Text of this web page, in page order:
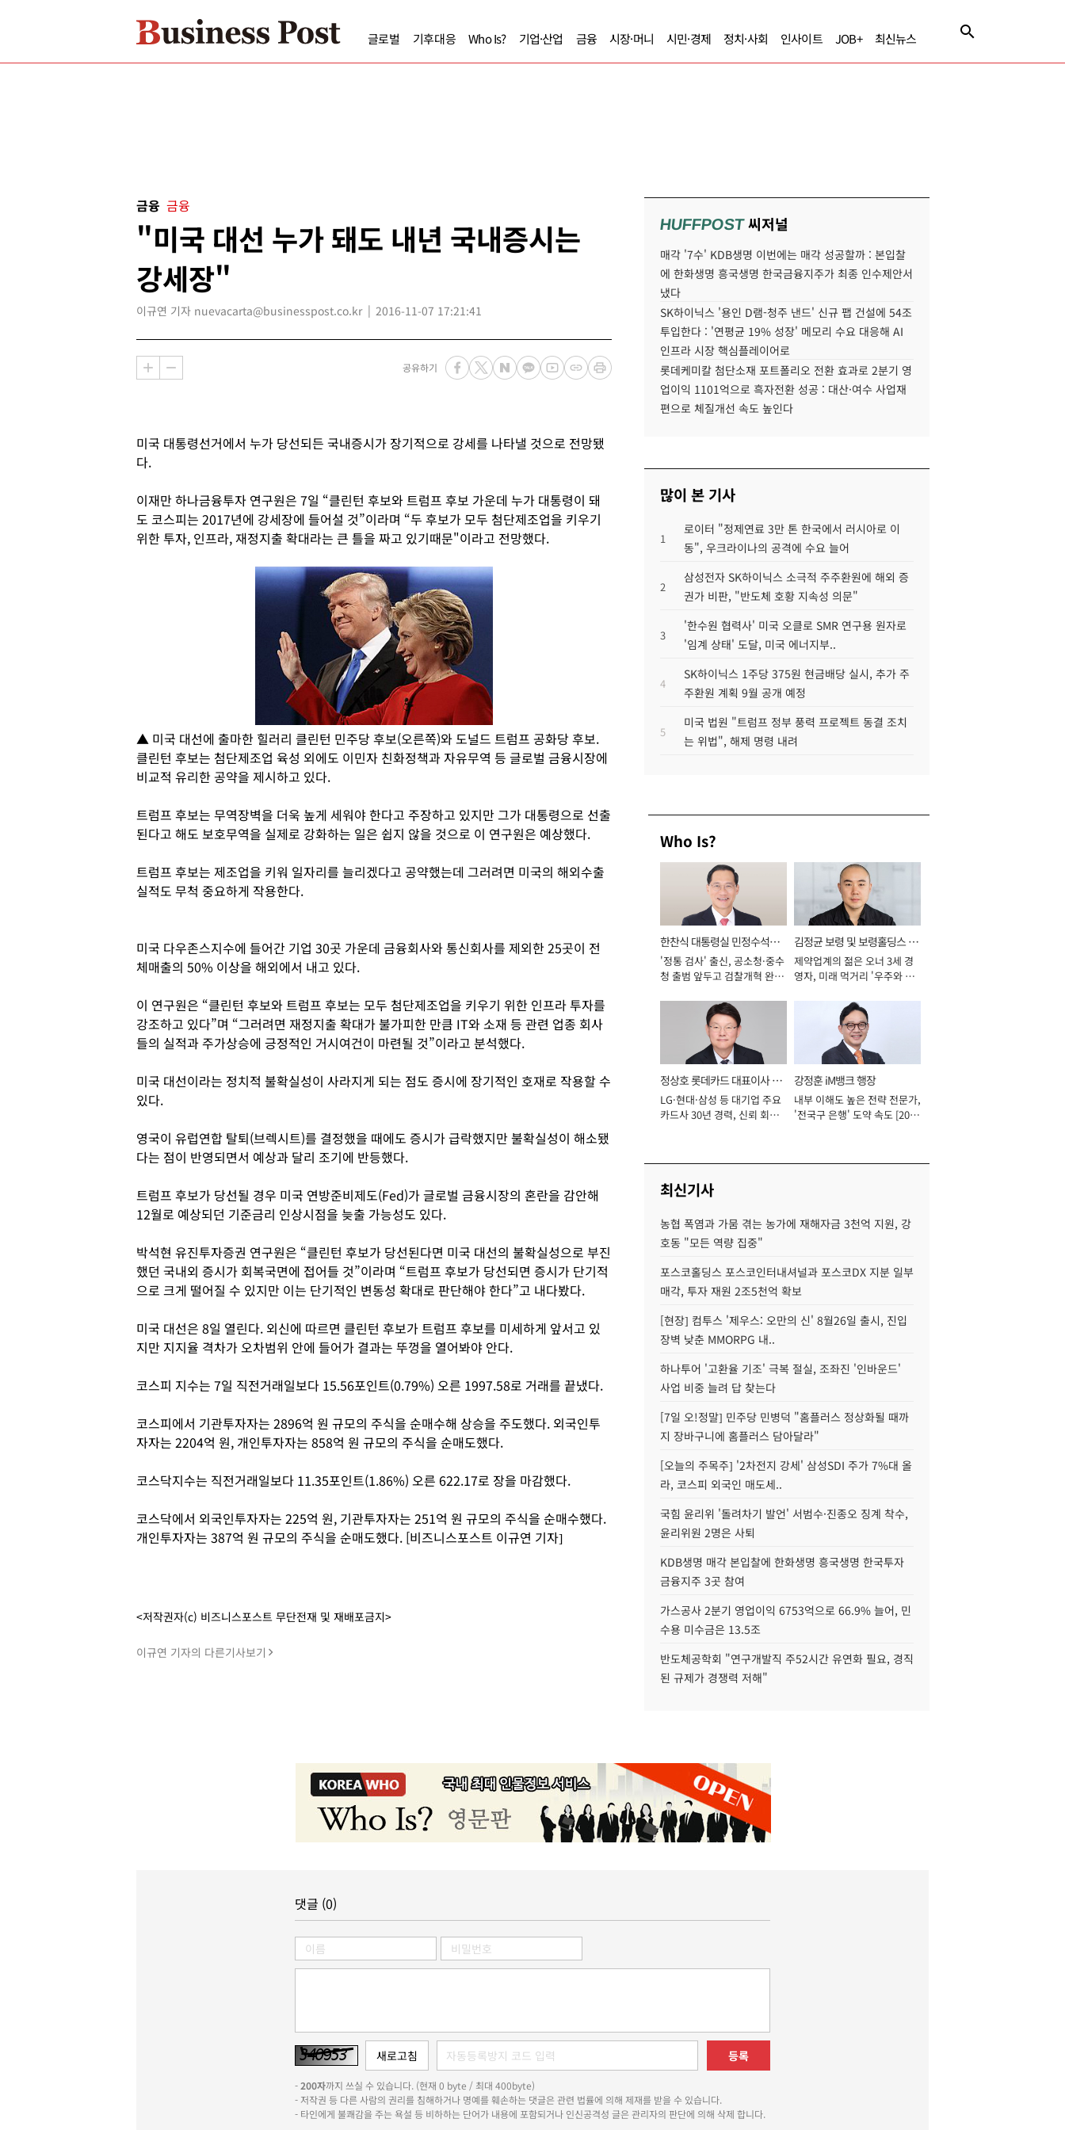
글로벌 기후대응 Who Is? 기업·산업 금융 시장·머니 시민·경제 정치·사회 인사이트 JOB+ 최신뉴스
금융 금융
"미국 대선 누가 돼도 내년 국내증시는
강세장"
이규연 기자 nuevacarta@businesspost.co.kr 2016-11-07 17:21:41
공유하기
미국 대통령선거에서 누가 당선되든 국내증시가 장기적으로 강세를 나타낼 것으로 전망됐
다.
이재만 하나금융투자 연구원은 7일 “클린턴 후보와 트럼프 후보 가운데 누가 대통령이 돼
도 코스피는 2017년에 강세장에 들어설 것”이라며 “두 후보가 모두 첨단제조업을 키우기
위한 투자, 인프라, 재정지출 확대라는 큰 틀을 짜고 있기때문"이라고 전망했다.
▲ 미국 대선에 출마한 힐러리 클린턴 민주당 후보(오른쪽)와 도널드 트럼프 공화당 후보.
클린턴 후보는 첨단제조업 육성 외에도 이민자 친화정책과 자유무역 등 글로벌 금융시장에
비교적 유리한 공약을 제시하고 있다.
트럼프 후보는 무역장벽을 더욱 높게 세워야 한다고 주장하고 있지만 그가 대통령으로 선출
된다고 해도 보호무역을 실제로 강화하는 일은 쉽지 않을 것으로 이 연구원은 예상했다.
트럼프 후보는 제조업을 키워 일자리를 늘리겠다고 공약했는데 그러려면 미국의 해외수출
실적도 무척 중요하게 작용한다.
미국 다우존스지수에 들어간 기업 30곳 가운데 금융회사와 통신회사를 제외한 25곳이 전
체매출의 50% 이상을 해외에서 내고 있다.
이 연구원은 “클린턴 후보와 트럼프 후보는 모두 첨단제조업을 키우기 위한 인프라 투자를
강조하고 있다”며 “그러려면 재정지출 확대가 불가피한 만큼 IT와 소재 등 관련 업종 회사
들의 실적과 주가상승에 긍정적인 거시여건이 마련될 것”이라고 분석했다.
미국 대선이라는 정치적 불확실성이 사라지게 되는 점도 증시에 장기적인 호재로 작용할 수
있다.
영국이 유럽연합 탈퇴(브렉시트)를 결정했을 때에도 증시가 급락했지만 불확실성이 해소됐
다는 점이 반영되면서 예상과 달리 조기에 반등했다.
트럼프 후보가 당선될 경우 미국 연방준비제도(Fed)가 글로벌 금융시장의 혼란을 감안해
12월로 예상되던 기준금리 인상시점을 늦출 가능성도 있다.
박석현 유진투자증권 연구원은 “클린턴 후보가 당선된다면 미국 대선의 불확실성으로 부진
했던 국내외 증시가 회복국면에 접어들 것”이라며 “트럼프 후보가 당선되면 증시가 단기적
으로 크게 떨어질 수 있지만 이는 단기적인 변동성 확대로 판단해야 한다”고 내다봤다.
미국 대선은 8일 열린다. 외신에 따르면 클린턴 후보가 트럼프 후보를 미세하게 앞서고 있
지만 지지율 격차가 오차범위 안에 들어가 결과는 뚜껑을 열어봐야 안다.
코스피 지수는 7일 직전거래일보다 15.56포인트(0.79%) 오른 1997.58로 거래를 끝냈다.
코스피에서 기관투자자는 2896억 원 규모의 주식을 순매수해 상승을 주도했다. 외국인투
자자는 2204억 원, 개인투자자는 858억 원 규모의 주식을 순매도했다.
코스닥지수는 직전거래일보다 11.35포인트(1.86%) 오른 622.17로 장을 마감했다.
코스닥에서 외국인투자자는 225억 원, 기관투자자는 251억 원 규모의 주식을 순매수했다.
개인투자자는 387억 원 규모의 주식을 순매도했다. [비즈니스포스트 이규연 기자]
<저작권자(c) 비즈니스포스트 무단전재 및 재배포금지>
이규연 기자의 다른기사보기
HUFFPOST씨저널
매각 '7수' KDB생명 이번에는 매각 성공할까 : 본입찰
에 한화생명 흥국생명 한국금융지주가 최종 인수제안서
냈다
SK하이닉스 '용인 D램-청주 낸드' 신규 팹 건설에 54조
투입한다 : '연평균 19% 성장' 메모리 수요 대응해 AI
인프라 시장 핵심플레이어로
롯데케미칼 첨단소재 포트폴리오 전환 효과로 2분기 영
업이익 1101억으로 흑자전환 성공 : 대산·여수 사업재
편으로 체질개선 속도 높인다
많이 본 기사
1
로이터 "정제연료 3만 톤 한국에서 러시아로 이
동", 우크라이나의 공격에 수요 늘어
2
삼성전자 SK하이닉스 소극적 주주환원에 해외 증
권가 비판, "반도체 호황 지속성 의문"
3
'한수원 협력사' 미국 오클로 SMR 연구용 원자로
'임계 상태' 도달, 미국 에너지부..
4
SK하이닉스 1주당 375원 현금배당 실시, 추가 주
주환원 계획 9월 공개 예정
5
미국 법원 "트럼프 정부 풍력 프로젝트 동결 조치
는 위법", 해제 명령 내려
Who Is?
한찬식 대통령실 민정수석비
서관
'정통 검사' 출신, 공소청·중수
청 출범 앞두고 검찰개혁 완수
김정균 보령 및 보령홀딩스 대
표이사 사장
제약업계의 젊은 오너 3세 경
영자, 미래 먹거리 '우주와 헬
정상호 롯데카드 대표이사 사
장
LG·현대·삼성 등 대기업 주요
카드사 30년 경력, 신뢰 회복
강정훈 iM뱅크 행장
내부 이해도 높은 전략 전문가,
'전국구 은행' 도약 속도 [2026
최신기사
농협 폭염과 가뭄 겪는 농가에 재해자금 3천억 지원, 강
호동 "모든 역량 집중"
포스코홀딩스 포스코인터내셔널과 포스코DX 지분 일부
매각, 투자 재원 2조5천억 확보
[현장] 컴투스 '제우스: 오만의 신' 8월26일 출시, 진입
장벽 낮춘 MMORPG 내..
하나투어 '고환율 기조' 극복 절실, 조좌진 '인바운드'
사업 비중 늘려 답 찾는다
[7일 오!정말] 민주당 민병덕 "홈플러스 정상화될 때까
지 장바구니에 홈플러스 담아달라"
[오늘의 주목주] '2차전지 강세' 삼성SDI 주가 7%대 올
라, 코스피 외국인 매도세..
국힘 윤리위 '돌려차기 발언' 서범수·진종오 징계 착수,
윤리위원 2명은 사퇴
KDB생명 매각 본입찰에 한화생명 흥국생명 한국투자
금융지주 3곳 참여
가스공사 2분기 영업이익 6753억으로 66.9% 늘어, 민
수용 미수금은 13.5조
반도체공학회 "연구개발직 주52시간 유연화 필요, 경직
된 규제가 경쟁력 저해"
댓글 (0)
등록
-200자까지 쓰실 수 있습니다. (현재 0 byte / 최대 400byte)
- 저작권 등 다른 사람의 권리를 침해하거나 명예를 훼손하는 댓글은 관련 법률에 의해 제재를 받을 수 있습니다.
- 타인에게 불쾌감을 주는 욕설 등 비하하는 단어가 내용에 포함되거나 인신공격성 글은 관리자의 판단에 의해 삭제 합니다.